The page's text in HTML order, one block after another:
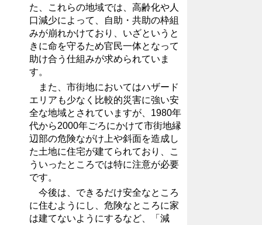
た、これらの地域では、高齢化や人
口減少によって、自助・共助の枠組
みが崩れかけており、いざというと
きに命を守るため官民一体となって
助け合う仕組みが求められていま
す。
また、市街地においてはハザード
エリアも少なく比較的災害に強い安
全な地域とされていますが、1980年
代から2000年ごろにかけて市街地縁
辺部の危険ながけ上や斜面を造成し
た土地に住宅が建てられており、こ
ういったところでは特に注意が必要
です。
今後は、できるだけ安全なところ
に住むようにし、危険なところに家
は建てないようにするなど、「減